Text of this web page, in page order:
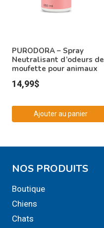
PURODORA – Spray
Neutralisant d’odeurs de
moufette pour animaux
14,99$
Ajouter au panier
NOS PRODUITS
Boutique
Chiens
Chats